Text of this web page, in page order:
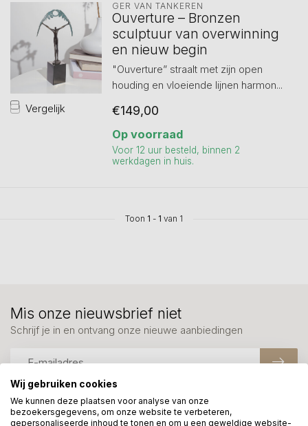
Vergelijk
GER VAN TANKEREN
Ouverture – Bronzen
sculptuur van overwinning
en nieuw begin
"Ouverture” straalt met zijn open
houding en vloeiende lijnen harmon...
€149,00
Op voorraad
Voor 12 uur besteld, binnen 2
werkdagen in huis.
Toon 1 - 1 van 1
Meer informatie?
Mis onze nieuwsbrief niet
Schrijf je in en ontvang onze nieuwe aanbiedingen
Wij gebruiken cookies
We kunnen deze plaatsen voor analyse van onze
bezoekersgegevens, om onze website te verbeteren,
gepersonaliseerde inhoud te tonen en om u een geweldige website-